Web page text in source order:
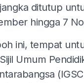
ditutup
hingga 7
ini, tempat
Umum